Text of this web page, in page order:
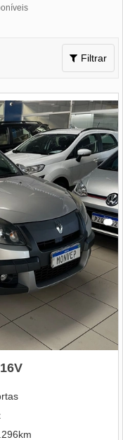
Toggle
navigation
Filtrar